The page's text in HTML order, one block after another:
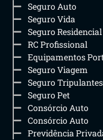
Seguro Auto
Seguro Vida
Seguro Residencial
RC Profissional
Equipamentos
Seguro Viagem
Seguro Tripulantes
Seguro Pet
Consórcio Auto
Consórcio Auto
Previdência